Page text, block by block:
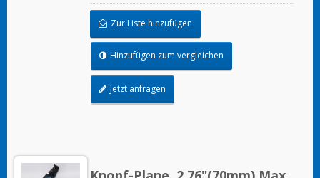
Zur Liste hinzufügen
Hinzufügen zum vergleichen
Jetzt anfragen